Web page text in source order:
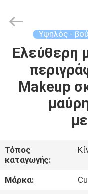
ΣΠΊΤΙ
ΠΡΟΪΌΝΤΑ
ΠΕΡΊΠΟΥ
ΓΎΡΟΣ
Reserved.
Υψηλός -
Ελεύθερη
Makeup
Τόπος
καταγωγής:
Μάρκα: